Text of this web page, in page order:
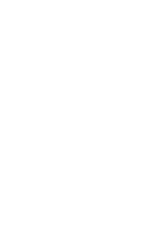
Además de la fractura de
en la vértebra C7, cuyo
días, según explicó el
Alex Márquez se fractura
y la clavícula tras una